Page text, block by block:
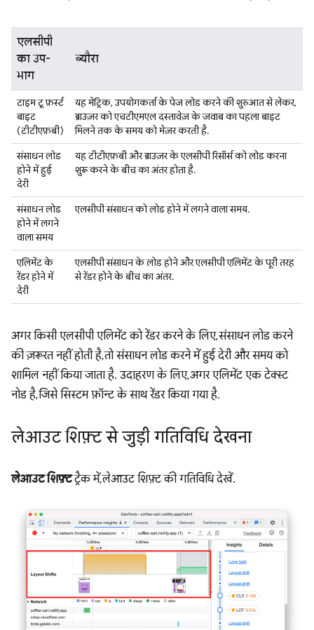
एलसीपी
का उप-
भाग
ब्यौरा
टाइम टू फ़र्स्ट
बाइट
(टीटीएफ़बी)
यह मेट्रिक, उपयोगकर्ता के पेज लोड करने की शुरुआत से लेकर,
ब्राउज़र को एचटीएमएल दस्तावेज़ के जवाब का पहला बाइट
मिलने तक के समय को मेज़र करती है.
संसाधन लोड
होने में हुई
देरी
यह टीटीएफ़बी और ब्राउज़र के एलसीपी रिसॉर्स को लोड करना
शुरू करने के बीच का अंतर होता है.
संसाधन लोड
होने में लगने
वाला समय
एलसीपी संसाधन को लोड होने में लगने वाला समय.
एलिमेंट के
रेंडर होने में
देरी
एलसीपी संसाधन के लोड होने और एलसीपी एलिमेंट के पूरी तरह
से रेंडर होने के बीच का अंतर.
अगर किसी एलसीपी एलिमेंट को रेंडर करने के लिए, संसाधन लोड करने
की ज़रूरत नहीं होती है, तो संसाधन लोड करने में हुई देरी और समय को
शामिल नहीं किया जाता है. उदाहरण के लिए, अगर एलिमेंट एक टेक्स्ट
नोड है, जिसे सिस्टम फ़ॉन्ट के साथ रेंडर किया गया है.
लेआउट शिफ़्ट से जुड़ी गतिविधि देखना
लेआउट शिफ़्टट्रैक में, लेआउट शिफ़्ट की गतिविधि देखें.